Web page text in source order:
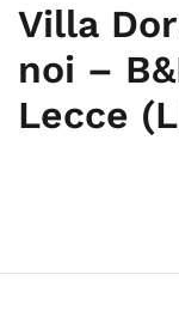
Villa
noi –
Lecce